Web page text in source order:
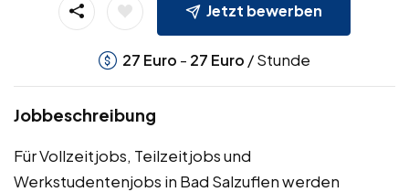
Jetzt bewerben
27 Euro - 27 Euro / Stunde
Jobbeschreibung
Für Vollzeitjobs, Teilzeitjobs und
Werkstudentenjobs in Bad Salzuflen werden